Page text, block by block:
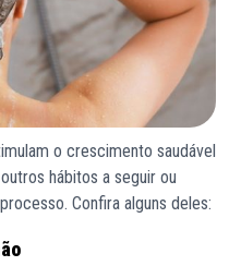
o crescimento saudável
hábitos a seguir ou
Confira alguns deles: